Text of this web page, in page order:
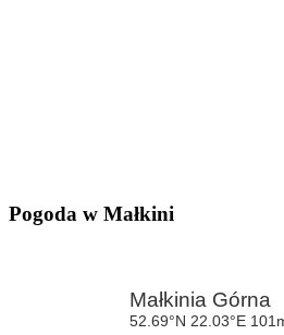
Pogoda w Małkini